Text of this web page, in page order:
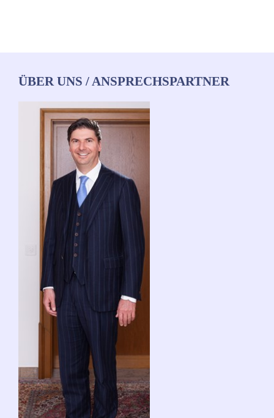
ÜBER UNS / ANSPRECHSPARTNER